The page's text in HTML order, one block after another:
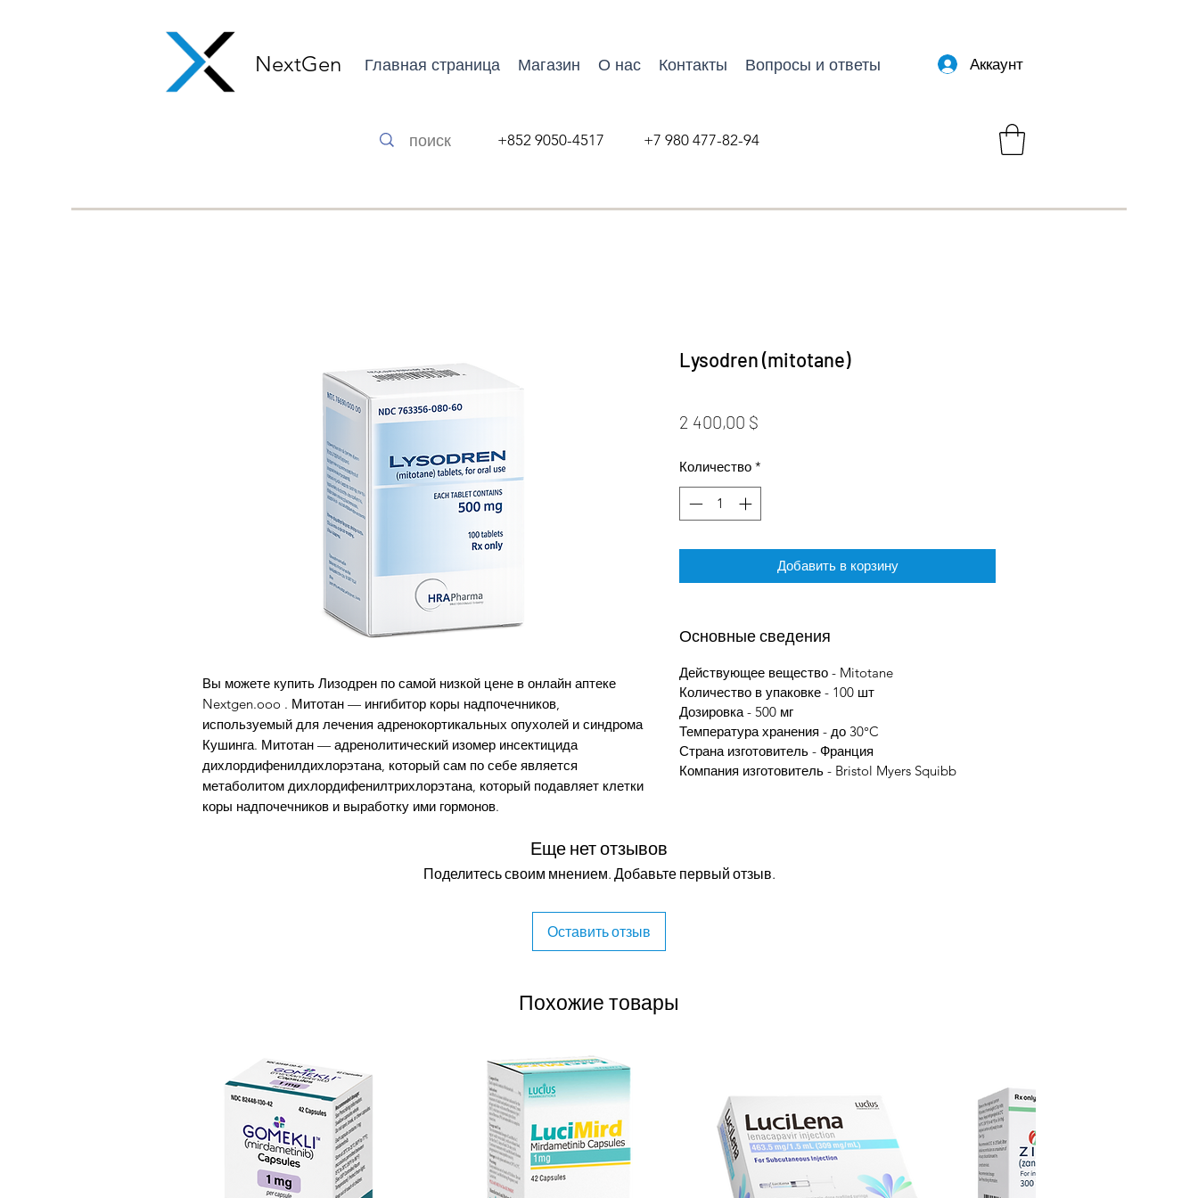
NextGen Главная страница Магазин О нас Контакты Вопросы и ответы Аккаунт
+852 9050-4517 +7 980 477-82-94
Вы можете купить Лизодрен по самой низкой цене в онлайн аптеке
Nextgen.ooo . Митотан — ингибитор коры надпочечников,
используемый для лечения адренокортикальных опухолей и синдрома
Кушинга. Митотан — адренолитический изомер инсектицида
дихлордифенилдихлорэтана, который сам по себе является
метаболитом дихлордифенилтрихлорэтана, который подавляет клетки
коры надпочечников и выработку ими гормонов.
позволяющие предположить, что препарат изменяет периферический
метаболизм стероидов, а также напрямую подавляет кору
надпочечников. Специфичность митотана по отношению к коре
Lysodren (mitotane)
2 400,00 $
Количество *
Добавить в корзину
Основные сведения
Действующее вещество - Mitotane
Количество в упаковке - 100 шт
Дозировка - 500 мг
Температура хранения - до 30°C
Страна изготовитель - Франция
Компания изготовитель - Bristol Myers Squibb
Еще нет отзывов
Поделитесь своим мнением. Добавьте первый отзыв.
Оставить отзыв
Похожие товары